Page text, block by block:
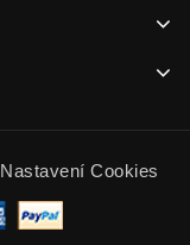
Nastavení Cookies